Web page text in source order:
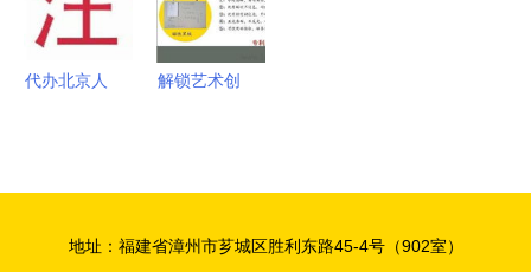
代办北京人
软件开发指
解锁艺术创
指南
地址：福建省漳州市芗城区胜利东路45-4号（902室）